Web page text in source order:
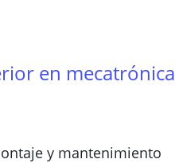
en mecatrónica
y mantenimiento